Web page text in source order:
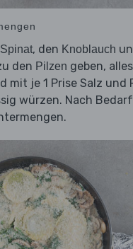
Spinat, den Knoblauch
den Pilzen geben,
mit je 1 Prise Salz und
würzen. Nach